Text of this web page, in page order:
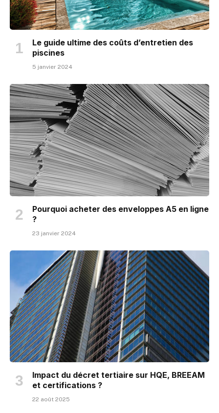
Le guide ultime des coûts d’entretien des
piscines
5 janvier 2024
Pourquoi acheter des enveloppes A5 en ligne
?
23 janvier 2024
Impact du décret tertiaire sur HQE, BREEAM
et certifications ?
22 août 2025